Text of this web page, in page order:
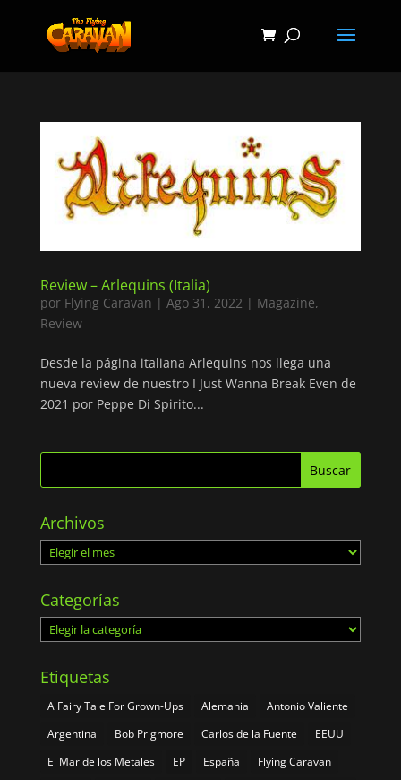
Review – Arlequins (Italia)
por Flying Caravan | Ago 31, 2022 | Magazine,
Review
Desde la página italiana Arlequins nos llega una
nueva review de nuestro I Just Wanna Break Even de
2021 por Peppe Di Spirito...
Archivos
Archivos
Categorías
Categorías
Etiquetas
A Fairy Tale For Grown-Ups Alemania
Antonio Valiente
Argentina
Bob Prigmore Carlos de la Fuente
EEUU
El Mar de los Metales
EP España
Flying Caravan